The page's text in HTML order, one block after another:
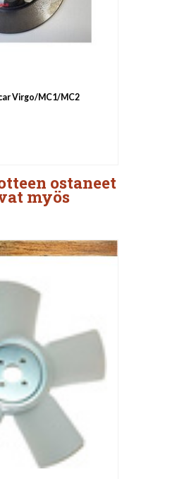
Virgo/MC1/MC2
ostaneet
myös